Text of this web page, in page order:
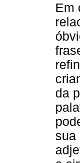
Em
da
sua